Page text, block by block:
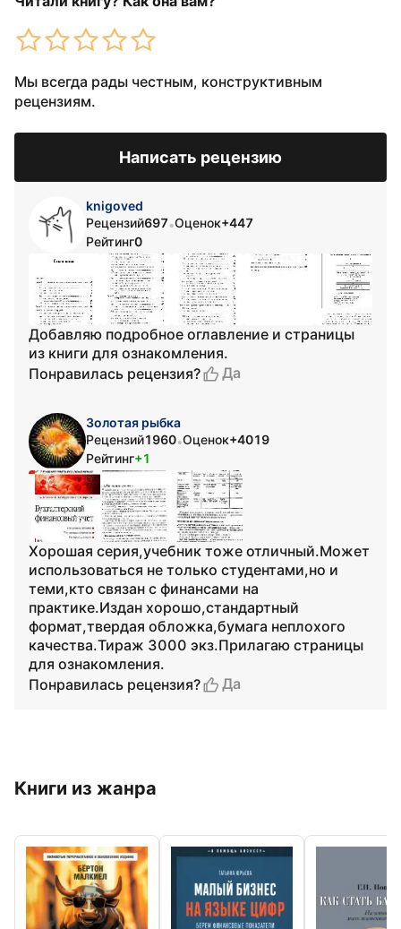
Мы всегда рады честным, конструктивным
рецензиям.
Написать рецензию
knigoved
Рецензий697•Оценок+447
Рейтинг0
Добавляю подробное оглавление и страницы
из книги для ознакомления.
Понравилась рецензия?
Да
Золотая рыбка
Рецензий1960•Оценок+4019
Рейтинг+1
Хорошая серия,учебник тоже отличный.Может
использоваться не только студентами,но и
теми,кто связан с финансами на
практике.Издан хорошо,стандартный
формат,твердая обложка,бумага неплохого
качества.Тираж 3000 экз.Прилагаю страницы
для ознакомления.
Понравилась рецензия?
Да
Книги из жанра